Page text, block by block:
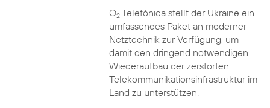
O2Telefónica stellt der Ukraine ein
umfassendes Paket an moderner
Netztechnik zur Verfügung, um
damit den dringend notwendigen
Wiederaufbau der zerstörten
Telekommunikationsinfrastruktur im
Land zu unterstützen.